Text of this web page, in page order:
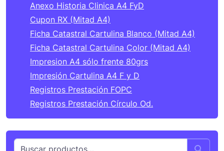
Anexo Historia Clinica A4 FyD
Cupon RX (Mitad A4)
Ficha Catastral Cartulina Blanco (Mitad A4)
Ficha Catastral Cartulina Color (Mitad A4)
Impresion A4 sólo frente 80grs
Impresión Cartulina A4 F y D
Registros Prestación FOPC
Registros Prestación Círculo Od.
Buscar por: